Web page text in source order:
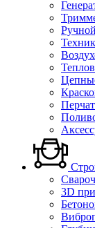
3D